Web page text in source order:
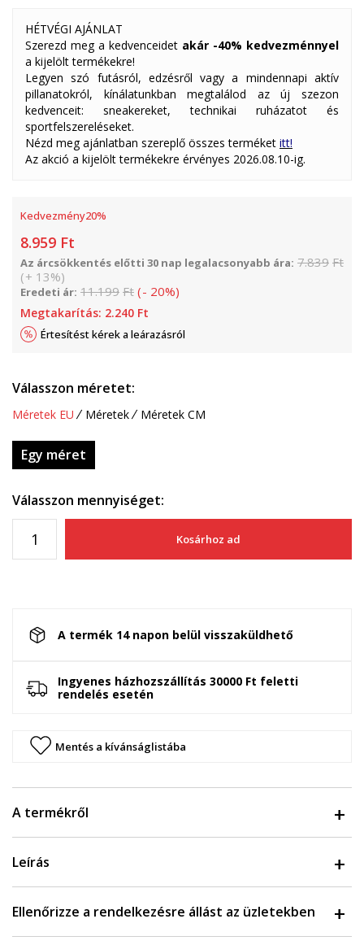
HÉTVÉGI AJÁNLAT
Szerezd meg a kedvenceidet akár -40% kedvezménnyel
a kijelölt termékekre!
Legyen szó futásról, edzésről vagy a mindennapi aktív
pillanatokról, kínálatunkban megtalálod az új szezon
kedvenceit: sneakereket, technikai ruházatot és
sportfelszereléseket.
Nézd meg ajánlatban szereplő összes terméket itt!
Az akció a kijelölt termékekre érvényes 2026.08.10-ig.
Kedvezmény20%
8.959 Ft
Az árcsökkentés előtti 30 nap legalacsonyabb ára: 7.839 Ft
(+ 13%)
Eredeti ár: 11.199 Ft (- 20%)
Megtakarítás: 2.240 Ft
Értesítést kérek a leárazásról
Válasszon méretet:
Méretek EU Méretek Méretek CM
Egy méret
Válasszon mennyiséget:
Kosárhoz ad
A termék 14 napon belül visszaküldhető
Ingyenes házhozszállítás 30000 Ft feletti
rendelés esetén
Mentés a kívánságlistába
A termékről
Leírás
Ellenőrizze a rendelkezésre állást az üzletekben